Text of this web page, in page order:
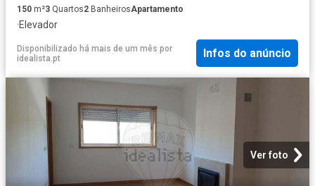
150 m²3 Quartos2 BanheirosApartamento
·Elevador
Disponibilizado há mais de um mês por
idealista.pt
Infos do anúncio
Ver foto